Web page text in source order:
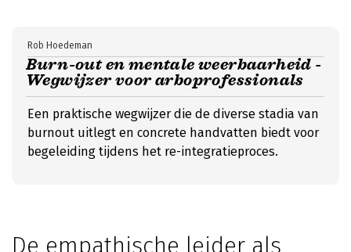
Burn-out en mentale weerbaarheid -
Wegwijzer voor arboprofessionals
Rob Hoedeman
Een praktische wegwijzer die de diverse stadia van
burnout uitlegt en concrete handvatten biedt voor
begeleiding tijdens het re-integratieproces.
De empathische leider als